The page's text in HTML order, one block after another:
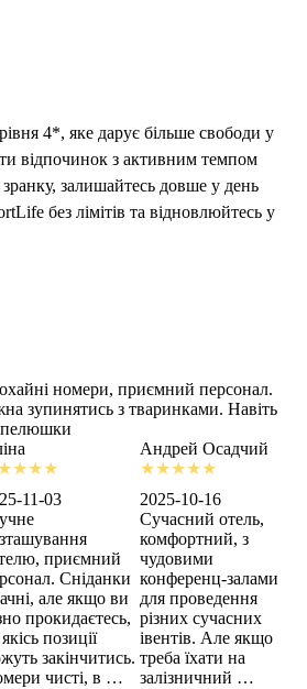
4*, яке дарує більше свободи у
відпочинок з активним темпом
залишайтесь довше у день
без лімітів та відновлюйтесь у
номери, приємний персонал.
зупинятись з тваринками. Навіть
пелюшки
11-03
приємний
Сніданки
але якщо ви
прокидаєтесь,
позиції
закінчитись.
чисті, в …
Андрей Осадчий
2025-10-16
Сучасний отель,
комфортний, з
чудовими
конференц-залами
для проведення
різних сучасних
івентів. Але якщо
треба їхати на
залізничний …